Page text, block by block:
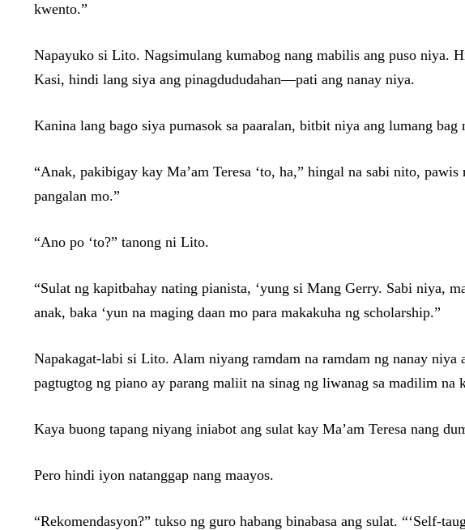
kwento.”
Napayuko si Lito. Nagsimulang kumabog nang mabilis ang puso niya.
Kasi, hindi lang siya ang pinagdududahan—pati ang nanay niya.
Kanina lang bago siya pumasok sa paaralan, bitbit niya ang lumang
“Anak, pakibigay kay Ma’am Teresa ‘to, ha,” hingal na sabi nito,
pangalan mo.”
“Ano po ‘to?” tanong ni Lito.
“Sulat ng kapitbahay nating pianista, ‘yung si Mang Gerry. Sabi niya,
anak, baka ‘yun na maging daan mo para makakuha ng scholarship.”
Napakagat-labi si Lito. Alam niyang ramdam na ramdam ng nanay niya
pagtugtog ng piano ay parang maliit na sinag ng liwanag sa madilim na
Kaya buong tapang niyang iniabot ang sulat kay Ma’am Teresa nang
Pero hindi iyon natanggap nang maayos.
“Rekomendasyon?” tukso ng guro habang binabasa ang sulat. “‘Self-